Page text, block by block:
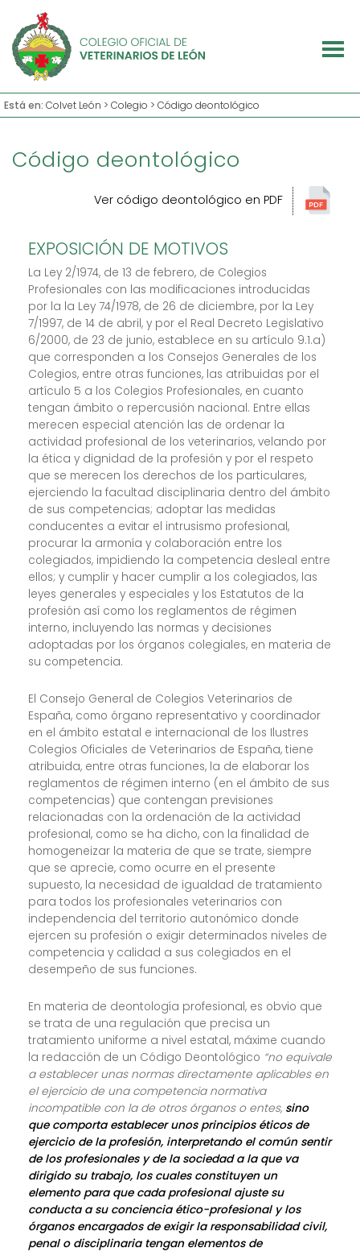
Está en: Colvet León > Colegio > Código deontológico
Código deontológico
Ver código deontológico en PDF
EXPOSICIÓN DE MOTIVOS
La Ley 2/1974, de 13 de febrero, de Colegios
Profesionales con las modificaciones introducidas
por la la Ley 74/1978, de 26 de diciembre, por la Ley
7/1997, de 14 de abril, y por el Real Decreto Legislativo
6/2000, de 23 de junio, establece en su artículo 9.1.a)
que corresponden a los Consejos Generales de los
Colegios, entre otras funciones, las atribuidas por el
artículo 5 a los Colegios Profesionales, en cuanto
tengan ámbito o repercusión nacional. Entre ellas
merecen especial atención las de ordenar la
actividad profesional de los veterinarios, velando por
la ética y dignidad de la profesión y por el respeto
que se merecen los derechos de los particulares,
ejerciendo la facultad disciplinaria dentro del ámbito
de sus competencias; adoptar las medidas
conducentes a evitar el intrusismo profesional,
procurar la armonía y colaboración entre los
colegiados, impidiendo la competencia desleal entre
ellos; y cumplir y hacer cumplir a los colegiados, las
leyes generales y especiales y los Estatutos de la
profesión así como los reglamentos de régimen
interno, incluyendo las normas y decisiones
adoptadas por los órganos colegiales, en materia de
su competencia.
El Consejo General de Colegios Veterinarios de
España, como órgano representativo y coordinador
en el ámbito estatal e internacional de los Ilustres
Colegios Oficiales de Veterinarios de España, tiene
atribuida, entre otras funciones, la de elaborar los
reglamentos de régimen interno (en el ámbito de sus
competencias) que contengan previsiones
relacionadas con la ordenación de la actividad
profesional, como se ha dicho, con la finalidad de
homogeneizar la materia de que se trate, siempre
que se aprecie, como ocurre en el presente
supuesto, la necesidad de igualdad de tratamiento
para todos los profesionales veterinarios con
independencia del territorio autonómico donde
ejercen su profesión o exigir determinados niveles de
competencia y calidad a sus colegiados en el
desempeño de sus funciones.
En materia de deontología profesional, es obvio que
se trata de una regulación que precisa un
tratamiento uniforme a nivel estatal, máxime cuando
la redacción de un Código Deontológico “no equivale
a establecer unas normas directamente aplicables en
el ejercicio de una competencia normativa
incompatible con la de otros órganos o entes, sino
que comporta establecer unos principios éticos de
ejercicio de la profesión, interpretando el común sentir
de los profesionales y de la sociedad a la que va
dirigido su trabajo, los cuales constituyen un
elemento para que cada profesional ajuste su
conducta a su conciencia ético-profesional y los
órganos encargados de exigir la responsabilidad civil,
penal o disciplinaria tengan elementos de